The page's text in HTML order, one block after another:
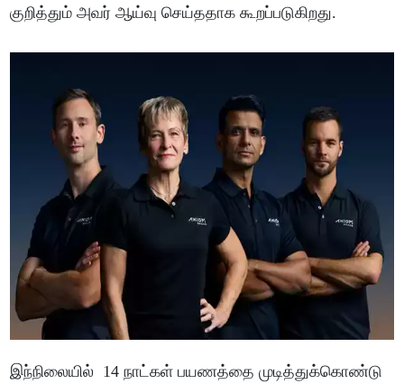
குறித்தும் அவர் ஆய்வு செய்ததாக கூறப்படுகிறது.
இந்நிலையில் 14 நாட்கள் பயணத்தை முடித்துக்கொண்டு